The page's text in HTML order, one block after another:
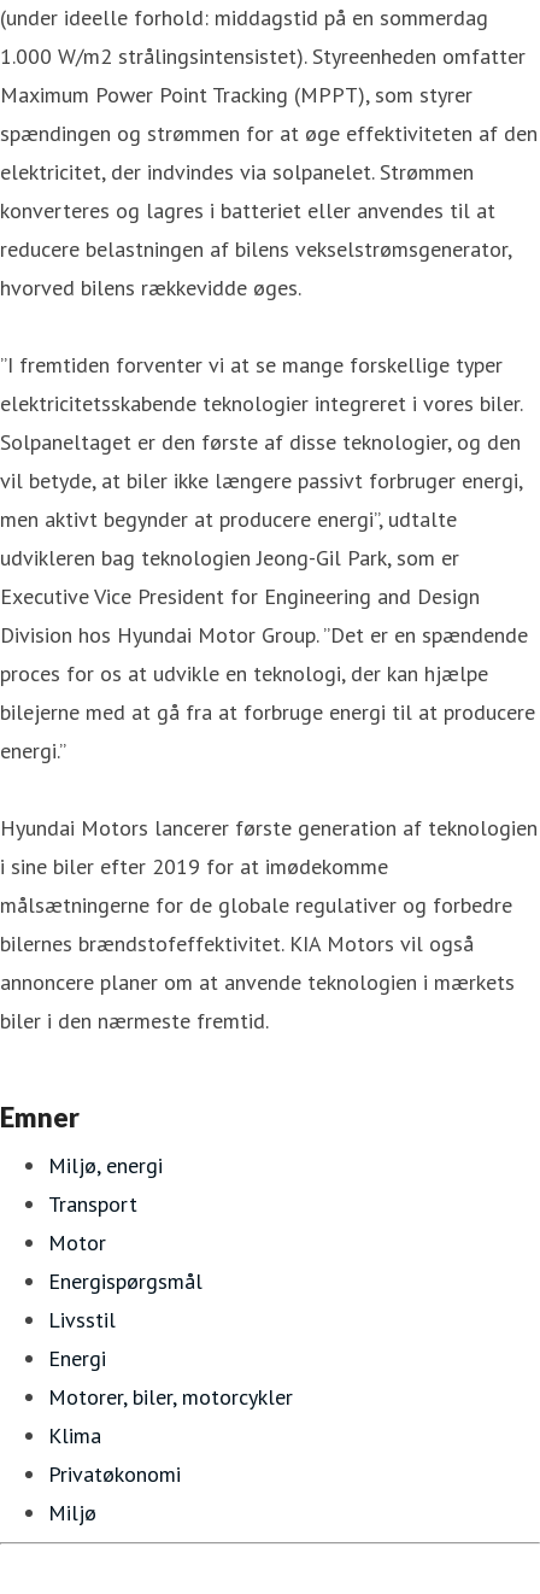
(under ideelle forhold: middagstid på en sommerdag
1.000 W/m2 strålingsintensistet). Styreenheden omfatter
Maximum Power Point Tracking (MPPT), som styrer
spændingen og strømmen for at øge effektiviteten af den
elektricitet, der indvindes via solpanelet. Strømmen
konverteres og lagres i batteriet eller anvendes til at
reducere belastningen af bilens vekselstrømsgenerator,
hvorved bilens rækkevidde øges.
”I fremtiden forventer vi at se mange forskellige typer
elektricitetsskabende teknologier integreret i vores biler.
Solpaneltaget er den første af disse teknologier, og den
vil betyde, at biler ikke længere passivt forbruger energi,
men aktivt begynder at producere energi”, udtalte
udvikleren bag teknologien Jeong-Gil Park, som er
Executive Vice President for Engineering and Design
Division hos Hyundai Motor Group. ”Det er en spændende
proces for os at udvikle en teknologi, der kan hjælpe
bilejerne med at gå fra at forbruge energi til at producere
energi.”
Hyundai Motors lancerer første generation af teknologien
i sine biler efter 2019 for at imødekomme
målsætningerne for de globale regulativer og forbedre
bilernes brændstofeffektivitet. KIA Motors vil også
annoncere planer om at anvende teknologien i mærkets
biler i den nærmeste fremtid.
Emner
Miljø, energi
Transport
Motor
Energispørgsmål
Livsstil
Energi
Motorer, biler, motorcykler
Klima
Privatøkonomi
Miljø